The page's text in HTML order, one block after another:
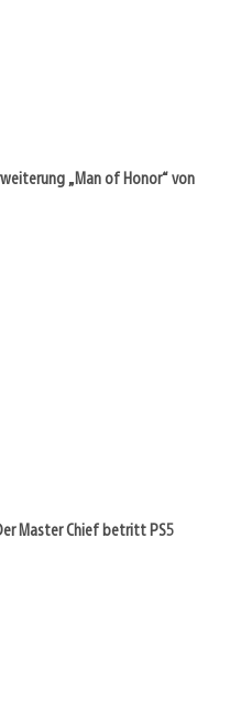
„Man of Honor“ von
Master Chief betritt PS5